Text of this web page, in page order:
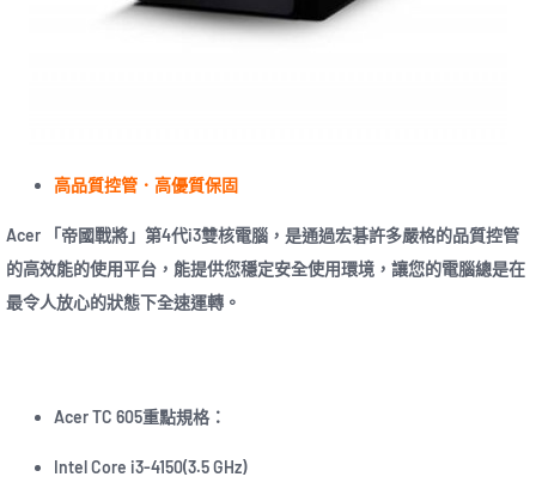
高品質控管．高優質保固
Acer 「帝國戰將」第4代i3雙核電腦，是通過宏碁許多嚴格的品質控管
的高效能的使用平台，能提供您穩定安全使用環境，讓您的電腦總是在
最令人放心的狀態下全速運轉。
Acer TC 605重點規格：
Intel Core i3-4150(3.5 GHz)